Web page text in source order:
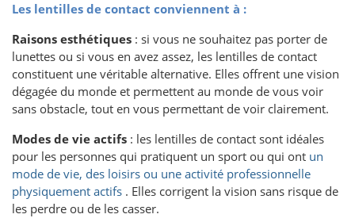
Les lentilles de contact conviennent à :
Raisons esthétiques : si vous ne souhaitez pas porter de
lunettes ou si vous en avez assez, les lentilles de contact
constituent une véritable alternative. Elles offrent une vision
dégagée du monde et permettent au monde de vous voir
sans obstacle, tout en vous permettant de voir clairement.
Modes de vie actifs : les lentilles de contact sont idéales
pour les personnes qui pratiquent un sport ou qui ont un
mode de vie, des loisirs ou une activité professionnelle
physiquement actifs . Elles corrigent la vision sans risque de
les perdre ou de les casser.